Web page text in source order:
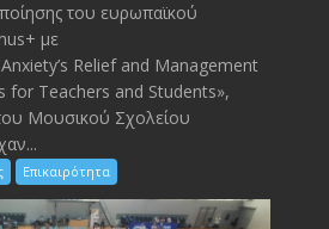
του ευρωπαϊκού
με
Anxiety’s Relief and Management
for Teachers and Students»,
του Μουσικού Σχολείου
Επικαιρότητα